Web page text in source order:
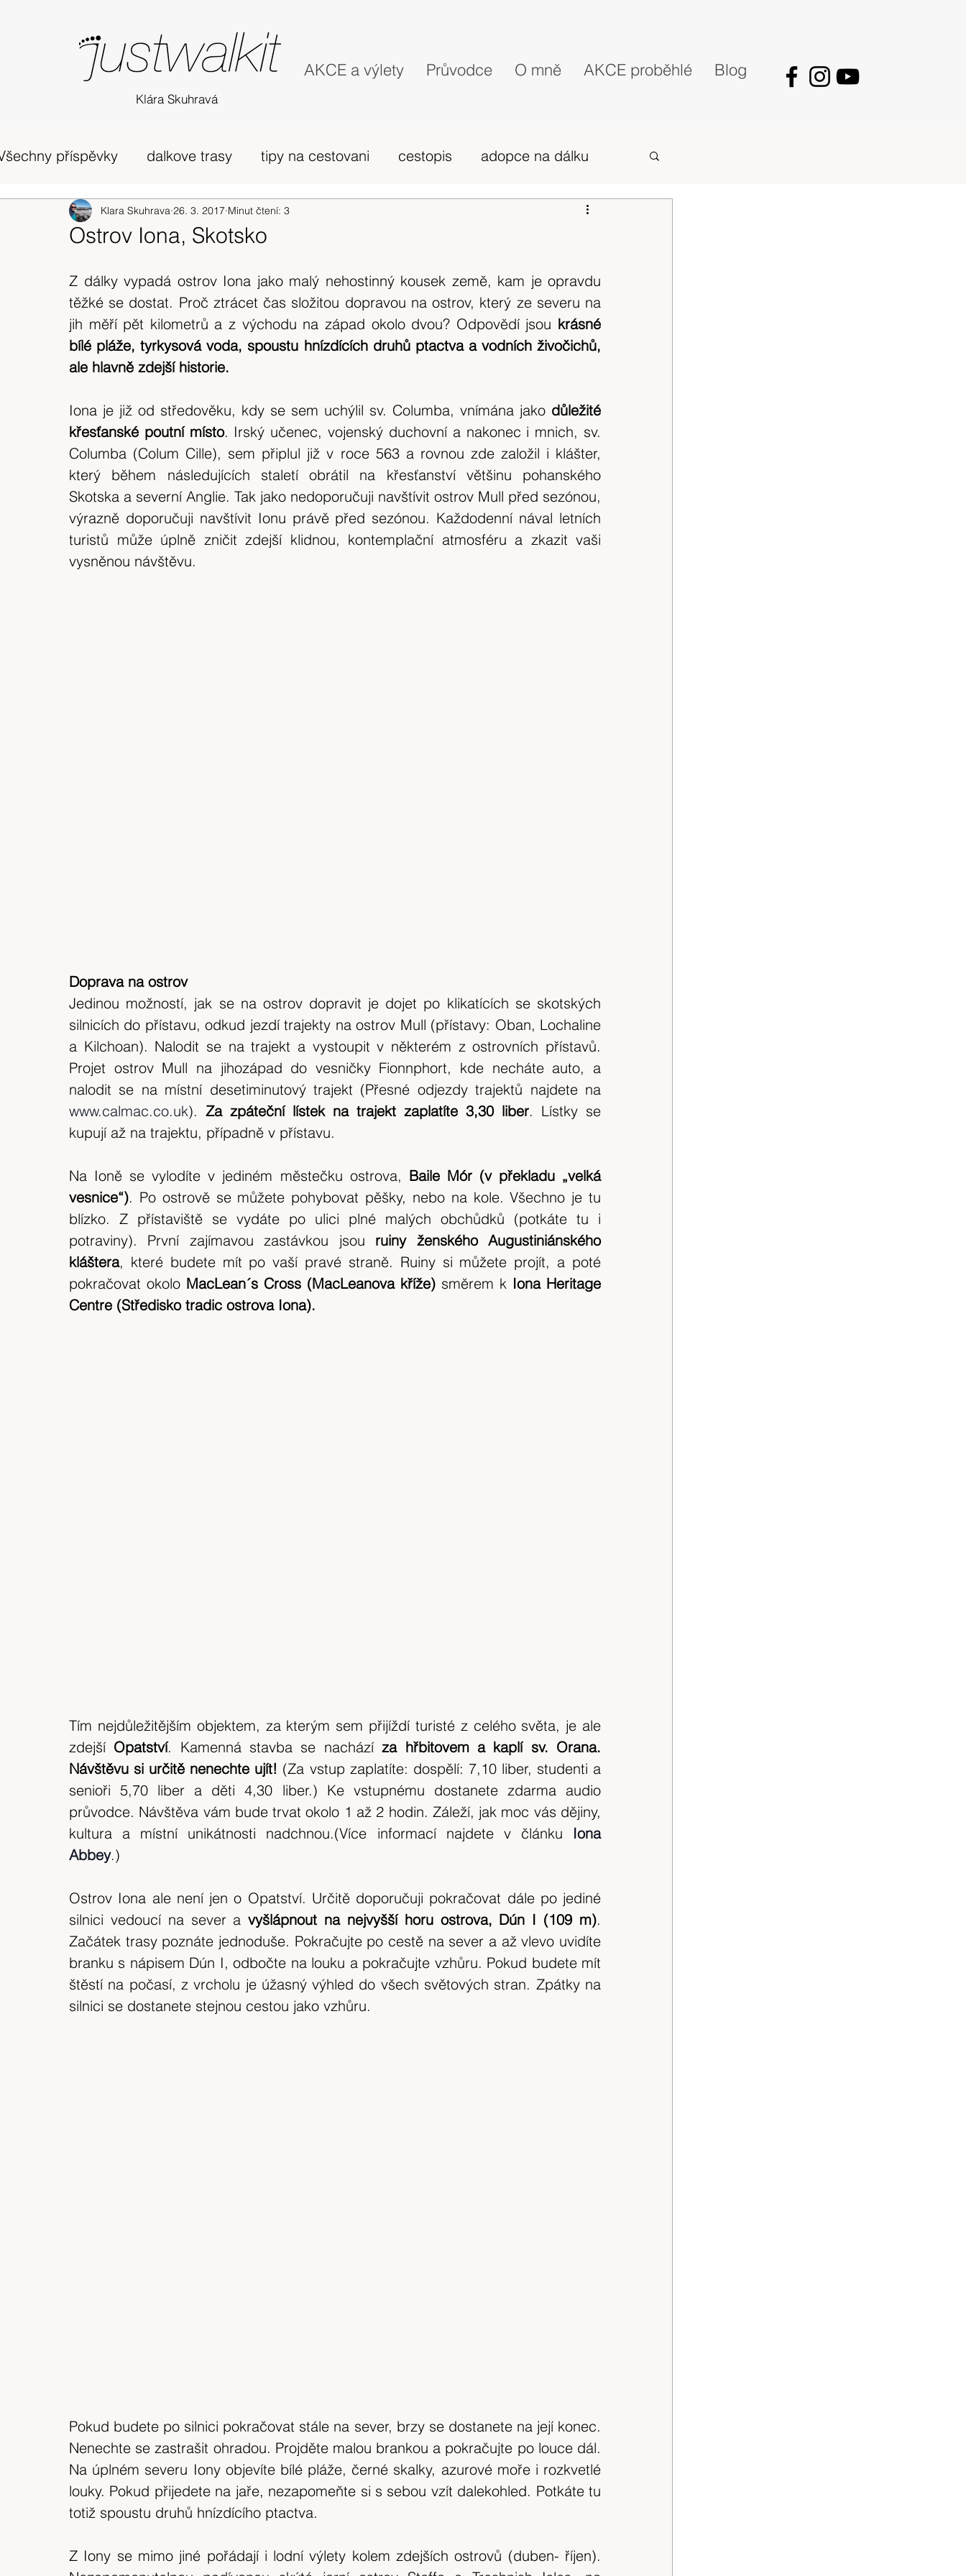
AKCE a výlety Průvodce O mně AKCE proběhlé Blog
Klára Skuhravá
příspěvky dalkove trasy tipy na cestovani cestopis adopce na dálku
Edinburgh horská túra Skotsko camino Portugues
expedice Skotské ostrovy Indonésie tip na výlet Španělsko výlet 2017
Bílé Karpaty CHKO Island
Ostrov Iona, Skotsko
Klara Skuhrava 26. 3. 2017 Minut čtení: 3
Z dálky vypadá ostrov Iona jako malý nehostinný kousek země, kam je opravdu
těžké se dostat. Proč ztrácet čas složitou dopravou na ostrov, který ze severu na
jih měří pět kilometrů a z východu na západ okolo dvou? Odpovědí jsou krásné
bílé pláže, tyrkysová voda, spoustu hnízdících druhů ptactva a vodních živočichů,
ale hlavně zdejší historie.
Iona je již od středověku, kdy se sem uchýlil sv. Columba, vnímána jako důležité
křesťanské poutní místo. Irský učenec, vojenský duchovní a nakonec i mnich, sv.
Columba (Colum Cille), sem připlul již v roce 563 a rovnou zde založil i klášter,
který během následujících staletí obrátil na křesťanství většinu pohanského
Skotska a severní Anglie. Tak jako nedoporučuji navštívit ostrov Mull před sezónou,
výrazně doporučuji navštívit Ionu právě před sezónou. Každodenní nával letních
turistů může úplně zničit zdejší klidnou, kontemplační atmosféru a zkazit vaši
vysněnou návštěvu.
Doprava na ostrov
Jedinou možností, jak se na ostrov dopravit je dojet po klikatících se skotských
silnicích do přístavu, odkud jezdí trajekty na ostrov Mull (přístavy: Oban, Lochaline
a Kilchoan). Nalodit se na trajekt a vystoupit v některém z ostrovních přístavů.
Projet ostrov Mull na jihozápad do vesničky Fionnphort, kde necháte auto, a
www.calmac.co.uk). Za zpáteční lístek na trajekt zaplatíte 3,30 liber. Lístky se
kupují až na trajektu, případně v přístavu.
Na Ioně se vylodíte v jediném městečku ostrova, Baile Mór (v překladu „velká
vesnice“). Po ostrově se můžete pohybovat pěšky, nebo na kole. Všechno je tu
blízko. Z přístaviště se vydáte po ulici plné malých obchůdků (potkáte tu i
potraviny). První zajímavou zastávkou jsou ruiny ženského Augustiniánského
kláštera, které budete mít po vaší pravé straně. Ruiny si můžete projít, a poté
pokračovat okolo MacLean´s Cross (MacLeanova kříže) směrem k Iona Heritage
Centre (Středisko tradic ostrova Iona).
Tím nejdůležitějším objektem, za kterým sem přijíždí turisté z celého světa, je ale
zdejší Opatství. Kamenná stavba se nachází za hřbitovem a kaplí sv. Orana.
Návštěvu si určitě nenechte ujít! (Za vstup zaplatíte: dospělí: 7,10 liber, studenti a
senioři 5,70 liber a děti 4,30 liber.) Ke vstupnému dostanete zdarma audio
průvodce. Návštěva vám bude trvat okolo 1 až 2 hodin. Záleží, jak moc vás dějiny,
kultura a místní unikátnosti nadchnou.(Více informací najdete v článku Iona
Abbey.)
Ostrov Iona ale není jen o Opatství. Určitě doporučuji pokračovat dále po jediné
silnici vedoucí na sever a vyšlápnout na nejvyšší horu ostrova, Dún I (109 m).
Začátek trasy poznáte jednoduše. Pokračujte po cestě na sever a až vlevo uvidíte
branku s nápisem Dún I, odbočte na louku a pokračujte vzhůru. Pokud budete mít
štěstí na počasí, z vrcholu je úžasný výhled do všech světových stran. Zpátky na
silnici se dostanete stejnou cestou jako vzhůru.
Pokud budete po silnici pokračovat stále na sever, brzy se dostanete na její konec.
Nenechte se zastrašit ohradou. Projděte malou brankou a pokračujte po louce dál.
Na úplném severu Iony objevíte bílé pláže, černé skalky, azurové moře i rozkvetlé
louky. Pokud přijedete na jaře, nezapomeňte si s sebou vzít dalekohled. Potkáte tu
totiž spoustu druhů hnízdícího ptactva.
Z Iony se mimo jiné pořádají i lodní výlety kolem zdejších ostrovů (duben- říjen).